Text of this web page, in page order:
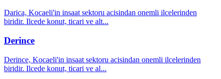
Darica, Kocaeli'in insaat sektoru acisindan onemli ilcelerinden
biridir. Ilcede konut, ticari ve alt...
Derince
Derince, Kocaeli'in insaat sektoru acisindan onemli ilcelerinden
biridir. Ilcede konut, ticari ve al...